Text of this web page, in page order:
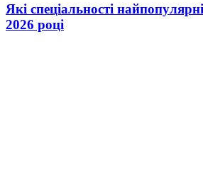
Які спеціальності
2026 році